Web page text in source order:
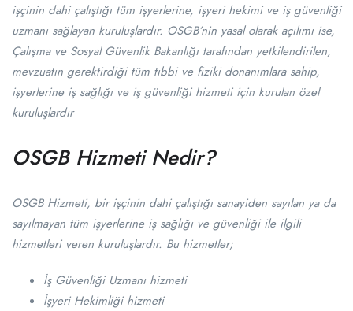
işçinin dahi çalıştığı tüm işyerlerine, işyeri hekimi ve iş güvenliği
uzmanı sağlayan kuruluşlardır. OSGB’nin yasal olarak açılımı ise,
Çalışma ve Sosyal Güvenlik Bakanlığı tarafından yetkilendirilen,
mevzuatın gerektirdiği tüm tıbbi ve fiziki donanımlara sahip,
işyerlerine iş sağlığı ve iş güvenliği hizmeti için kurulan özel
kuruluşlardır
OSGB Hizmeti Nedir?
OSGB Hizmeti, bir işçinin dahi çalıştığı sanayiden sayılan ya da
sayılmayan tüm işyerlerine iş sağlığı ve güvenliği ile ilgili
hizmetleri veren kuruluşlardır. Bu hizmetler;
İş Güvenliği Uzmanı hizmeti
İşyeri Hekimliği hizmeti